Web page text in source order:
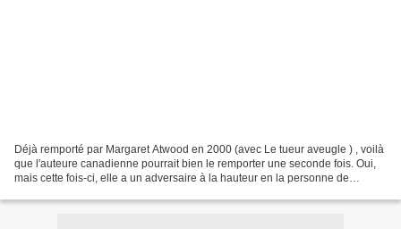
Déjà remporté par Margaret Atwood en 2000 (avec Le tueur aveugle ) , voilà
que l'auteure canadienne pourrait bien le remporter une seconde fois. Oui,
mais cette fois-ci, elle a un adversaire à la hauteur en la personne de